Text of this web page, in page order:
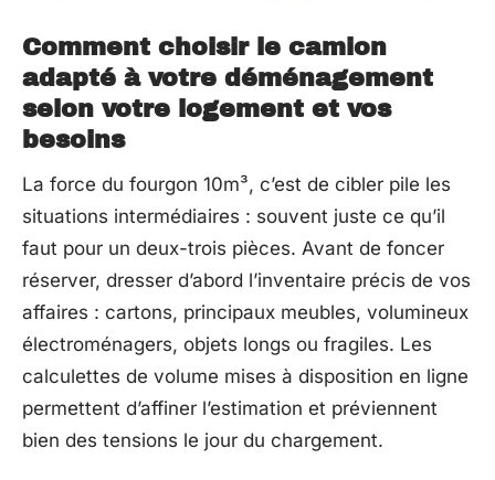
Comment choisir le camion
adapté à votre déménagement
selon votre logement et vos
besoins
La force du fourgon 10m³, c’est de cibler pile les
situations intermédiaires : souvent juste ce qu’il
faut pour un deux-trois pièces. Avant de foncer
réserver, dresser d’abord l’inventaire précis de vos
affaires : cartons, principaux meubles, volumineux
électroménagers, objets longs ou fragiles. Les
calculettes de volume mises à disposition en ligne
permettent d’affiner l’estimation et préviennent
bien des tensions le jour du chargement.